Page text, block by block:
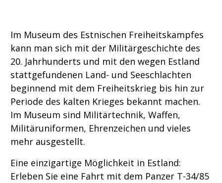
Im Museum des Estnischen Freiheitskampfes
kann man sich mit der Militärgeschichte des
20. Jahrhunderts und mit den wegen Estland
stattgefundenen Land- und Seeschlachten
beginnend mit dem Freiheitskrieg bis hin zur
Periode des kalten Krieges bekannt machen.
Im Museum sind Militärtechnik, Waffen,
Militäruniformen, Ehrenzeichen und vieles
mehr ausgestellt.
Eine einzigartige Möglichkeit in Estland:
Erleben Sie eine Fahrt mit dem Panzer T-34/85